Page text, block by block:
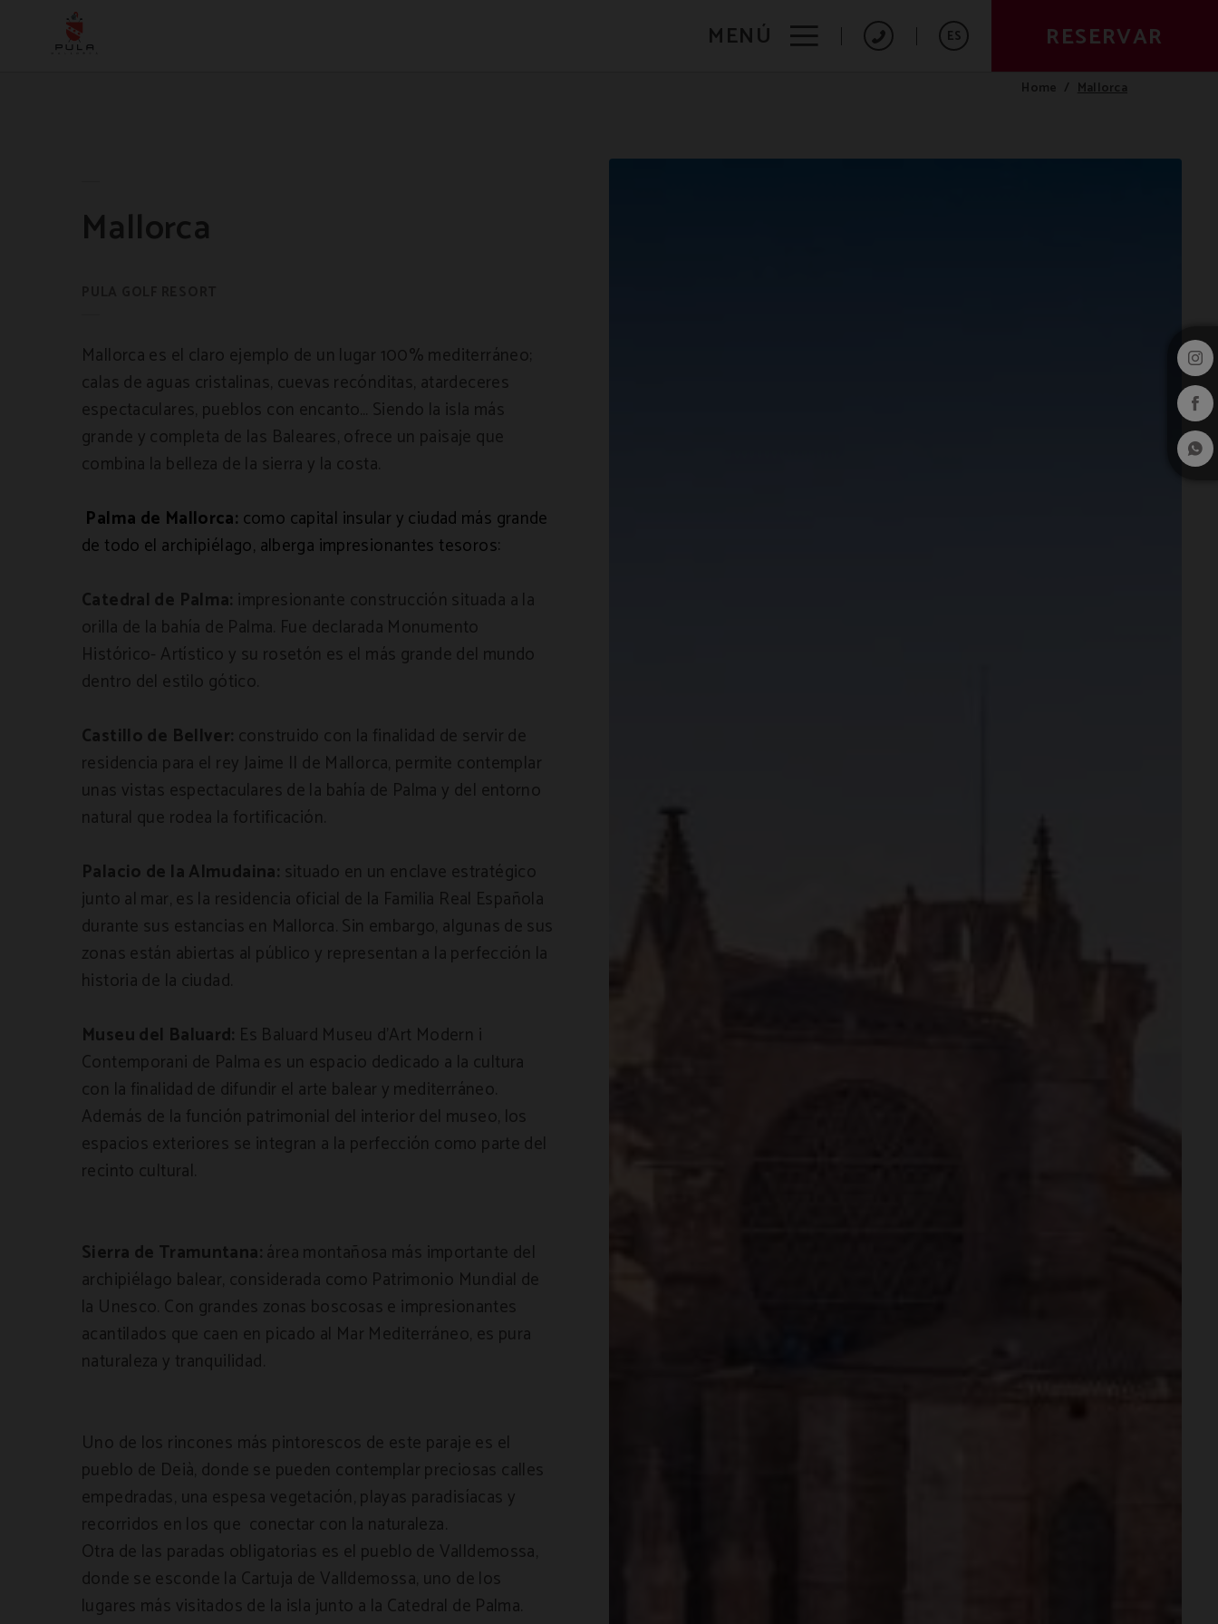
MENÚ ES RESERVAR
Home Mallorca
Mallorca
Mallorca es el claro ejemplo de un lugar 100% mediterráneo;
calas de aguas cristalinas, cuevas recónditas, atardeceres
espectaculares, pueblos con encanto… Siendo la isla más
grande y completa de las Baleares, ofrece un paisaje que
combina la belleza de la sierra y la costa.
Palma de Mallorca: como capital insular y ciudad más grande
de todo el archipiélago, alberga impresionantes tesoros:
Catedral de Palma: impresionante construcción situada a la
orilla de la bahía de Palma. Fue declarada Monumento
Histórico- Artístico y su rosetón es el más grande del mundo
dentro del estilo gótico.
Castillo de Bellver: construido con la finalidad de servir de
residencia para el rey Jaime II de Mallorca, permite contemplar
unas vistas espectaculares de la bahía de Palma y del entorno
natural que rodea la fortificación.
Palacio de la Almudaina: situado en un enclave estratégico
junto al mar, es la residencia oficial de la Familia Real Española
durante sus estancias en Mallorca. Sin embargo, algunas de sus
zonas están abiertas al público y representan a la perfección la
historia de la ciudad.
Museu del Baluard: Es Baluard Museu d’Art Modern i
Contemporani de Palma es un espacio dedicado a la cultura
con la finalidad de difundir el arte balear y mediterráneo.
Además de la función patrimonial del interior del museo, los
espacios exteriores se integran a la perfección como parte del
recinto cultural.
Sierra de Tramuntana:área montañosa más importante del
archipiélago balear, considerada como Patrimonio Mundial de
la Unesco. Con grandes zonas boscosas e impresionantes
acantilados que caen en picado al Mar Mediterráneo, es pura
naturaleza y tranquilidad.
Uno de los rincones más pintorescos de este paraje es el
pueblo de Deià, donde se pueden contemplar preciosas calles
empedradas, una espesa vegetación, playas paradisíacas y
recorridos en los que conectar con la naturaleza.
Otra de las paradas obligatorias es el pueblo de Valldemossa,
donde se esconde la Cartuja de Valldemossa, uno de los
lugares más visitados de la isla junto a la Catedral de Palma.